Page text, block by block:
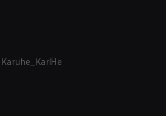
Karuhe_KarlHe